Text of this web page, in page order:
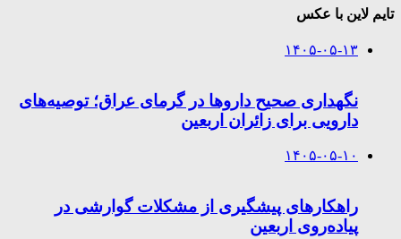
تایم لاین با عکس
۱۴۰۵-۰۵-۱۳
نگهداری صحیح داروها در گرمای عراق؛ توصیه‌های
دارویی برای زائران اربعین
۱۴۰۵-۰۵-۱۰
راهکارهای پیشگیری از مشکلات گوارشی در
پیاده‌روی اربعین